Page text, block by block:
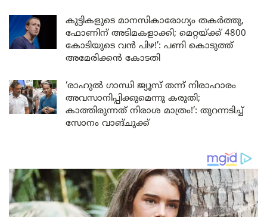
കുട്ടികളുടെ മാനസികാരോഗ്യം തകർത്തു,
ഫോണിന് അടിമകളാക്കി; മെറ്റയ്ക്ക് 4800
കോടിയുടെ വൻ പിഴ!’: പണി കൊടുത്ത്
അമേരിക്കൻ കോടതി
‘രാഹുൽ ഗാന്ധി ജ്യൂസ് തന്ന് നിരാഹാരം
അവസാനിപ്പിക്കുമെന്നു കരുതി;
കാത്തിരുന്നത് നിരാശ മാത്രം!’: തുറന്നടിച്ച്
സോനം വാങ്‌ചുക്ക്